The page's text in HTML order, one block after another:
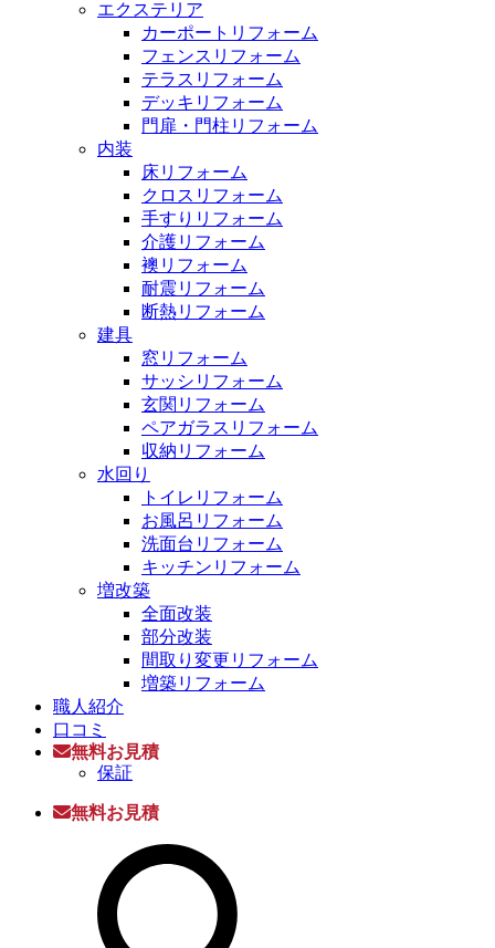
エクステリア
カーポートリフォーム
フェンスリフォーム
テラスリフォーム
デッキリフォーム
門扉・門柱リフォーム
内装
床リフォーム
クロスリフォーム
手すりリフォーム
介護リフォーム
襖リフォーム
耐震リフォーム
断熱リフォーム
建具
窓リフォーム
サッシリフォーム
玄関リフォーム
ペアガラスリフォーム
収納リフォーム
水回り
トイレリフォーム
お風呂リフォーム
洗面台リフォーム
キッチンリフォーム
増改築
全面改装
部分改装
間取り変更リフォーム
増築リフォーム
職人紹介
口コミ
無料お見積
保証
無料お見積